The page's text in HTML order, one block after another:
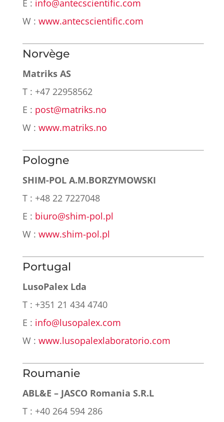
E : info@antecscientific.com
W : www.antecscientific.com
Norvège
Matriks AS
T : +47 22958562
E : post@matriks.no
W : www.matriks.no
Pologne
SHIM-POL A.M.BORZYMOWSKI
T : +48 22 7227048
E : biuro@shim-pol.pl
W : www.shim-pol.pl
Portugal
LusoPalex Lda
T : +351 21 434 4740
E : info@lusopalex.com
W : www.lusopalexlaboratorio.com
Roumanie
ABL&E – JASCO Romania S.R.L
T : +40 264 594 286